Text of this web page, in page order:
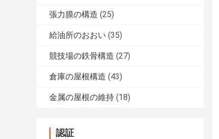
張力膜の構造 (25)
給油所のおおい (35)
競技場の鉄骨構造 (27)
倉庫の屋根構造 (43)
金属の屋根の維持 (18)
認証